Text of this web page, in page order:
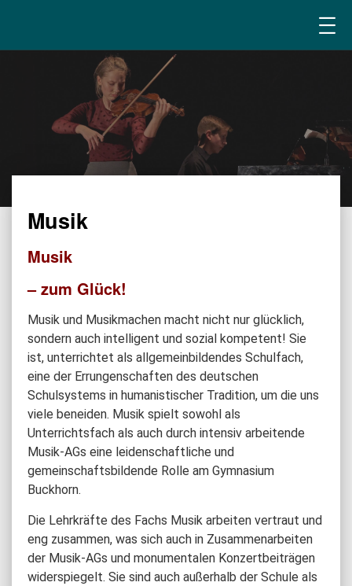
Musik
Musik
– zum Glück!
Musik und Musikmachen macht nicht nur glücklich,
sondern auch intelligent und sozial kompetent! Sie
ist, unterrichtet als allgemeinbildendes Schulfach,
eine der Errungenschaften des deutschen
Schulsystems in humanistischer Tradition, um die uns
viele beneiden. Musik spielt sowohl als
Unterrichtsfach als auch durch intensiv arbeitende
Musik-AGs eine leidenschaftliche und
gemeinschaftsbildende Rolle am Gymnasium
Buckhorn.
Die Lehrkräfte des Fachs Musik arbeiten vertraut und
eng zusammen, was sich auch in Zusammenarbeiten
der Musik-AGs und monumentalen Konzertbeiträgen
widerspiegelt. Sie sind auch außerhalb der Schule als